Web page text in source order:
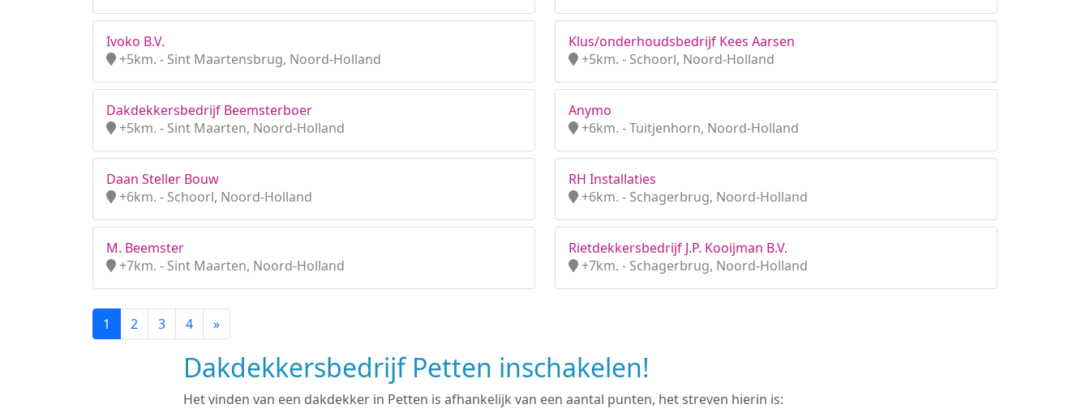
Ivoko B.V.
+5km. - Sint Maartensbrug, Noord-Holland
Klus/onderhoudsbedrijf Kees Aarsen
+5km. - Schoorl, Noord-Holland
Dakdekkersbedrijf Beemsterboer
+5km. - Sint Maarten, Noord-Holland
Anymo
+6km. - Tuitjenhorn, Noord-Holland
Daan Steller Bouw
+6km. - Schoorl, Noord-Holland
RH Installaties
+6km. - Schagerbrug, Noord-Holland
M. Beemster
+7km. - Sint Maarten, Noord-Holland
Rietdekkersbedrijf J.P. Kooijman B.V.
+7km. - Schagerbrug, Noord-Holland
1 2 3 4 »
Dakdekkersbedrijf Petten inschakelen!
Het vinden van een dakdekker in Petten is afhankelijk van een aantal punten, het streven hierin is: